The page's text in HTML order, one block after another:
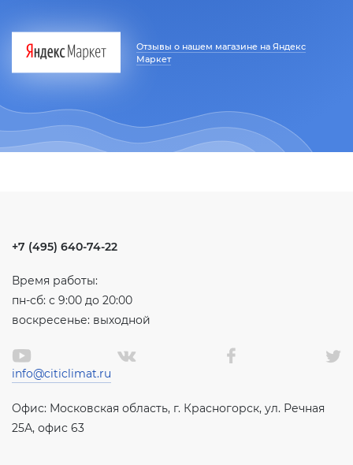
Отзывы о нашем магазине на Яндекс
Маркет
+7 (495) 640-74-22
Время работы:
пн-сб: с 9:00 до 20:00
воскресенье: выходной
info@citiclimat.ru
Офис: Московская область, г. Красногорск, ул. Речная
25А, офис 63